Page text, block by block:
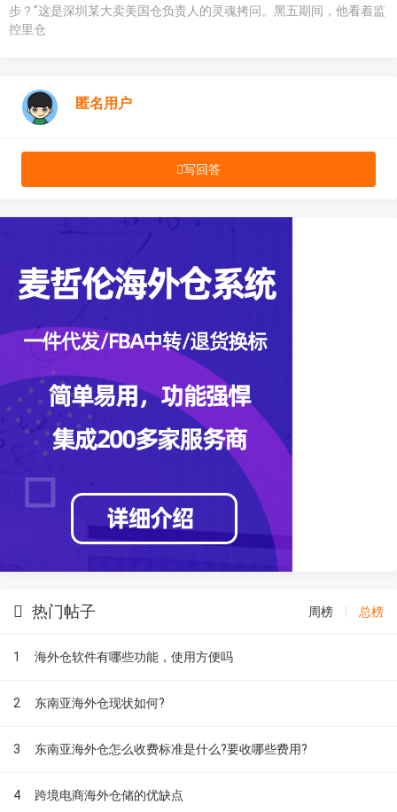
步？”这是深圳某大卖美国仓负责人的灵魂拷问。黑五期间，他看着监
控里仓
匿名用户
写回答
热门帖子 周榜 总榜
1 海外仓软件有哪些功能，使用方便吗
2 东南亚海外仓现状如何?
3 东南亚海外仓怎么收费标准是什么?要收哪些费用?
4 跨境电商海外仓储的优缺点